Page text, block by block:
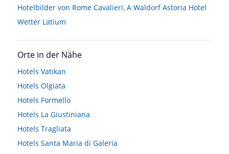
Hotelbilder von Rome Cavalieri, A Waldorf Astoria Hotel
Wetter Latium
Orte in der Nähe
Hotels Vatikan
Hotels Olgiata
Hotels Formello
Hotels La Giustiniana
Hotels Tragliata
Hotels Santa Maria di Galeria